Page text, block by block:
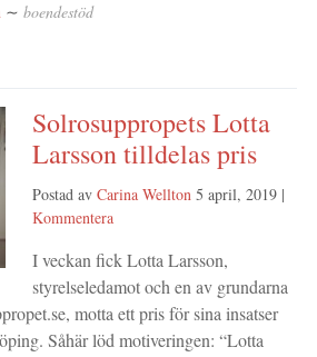
∼ boendestöd
Solrosuppropets Lotta
Larsson tilldelas pris
Postad av Carina Wellton 5 april, 2019|
Kommentera
I veckan fick Lotta Larsson,
styrelseledamot och en av grundarna
motta ett pris för sina insatser
Såhär löd motiveringen: “Lotta